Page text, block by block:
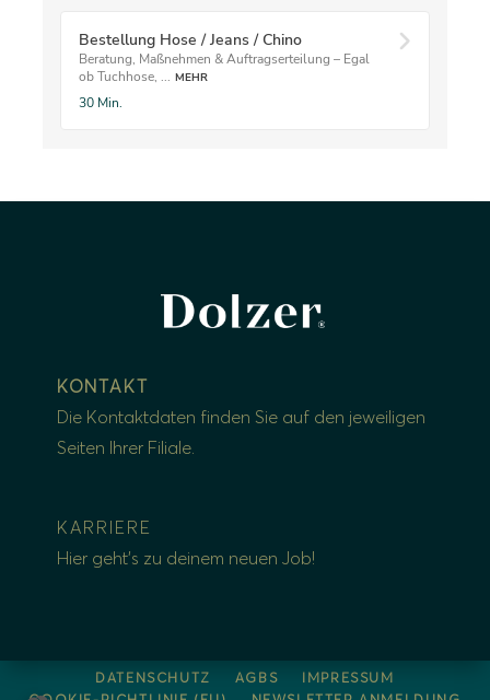
KONTAKT
Die Kontaktdaten finden Sie auf den jeweiligen
Seiten Ihrer Filiale.
KARRIE RE
Hier geht’s zu deinem neuen Job!
DATENSCHUTZ AGBS
IMPRESSUM